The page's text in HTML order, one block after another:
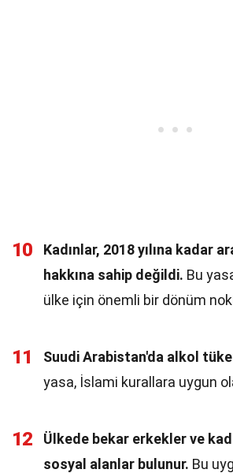
10
Kadınlar, 2018 yılına kadar
hakkına sahip değildi. Bu
ülke için önemli bir dönüm
11 Suudi Arabistan'da alkol
yasa, İslami kurallara uygun
12
Ülkede bekar erkekler ve
sosyal alanlar bulunur. Bu